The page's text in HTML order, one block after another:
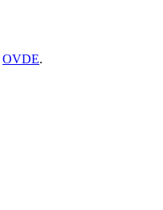
OVDE.